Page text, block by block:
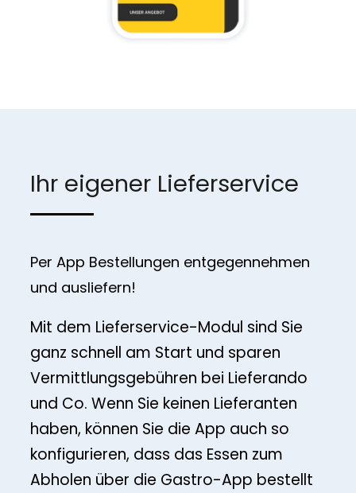
Ihr eigener Lieferservice
Per App Bestellungen entgegennehmen
und ausliefern!
Mit dem Lieferservice-Modul sind Sie
ganz schnell am Start und sparen
Vermittlungsgebühren bei Lieferando
und Co. Wenn Sie keinen Lieferanten
haben, können Sie die App auch so
konfigurieren, dass das Essen zum
Abholen über die Gastro-App bestellt